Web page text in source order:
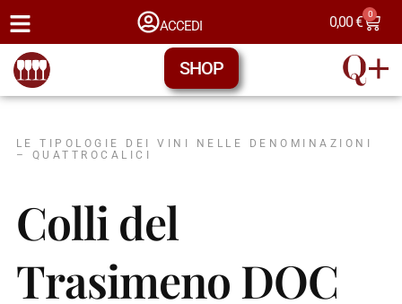
ACCEDI 0,00€ 0
SHOP
LE TIPOLOGIE DEI VINI NELLE DENOMINAZIONI
– QUATTROCALICI
Colli del
Trasimeno DOC